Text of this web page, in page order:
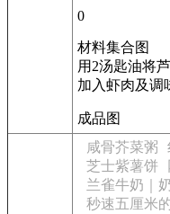
0
材料集合图
用2汤匙油将
加入虾肉及调
成品图
咸骨芥菜粥
芝士紫薯饼
兰雀牛奶｜
秒速五厘米